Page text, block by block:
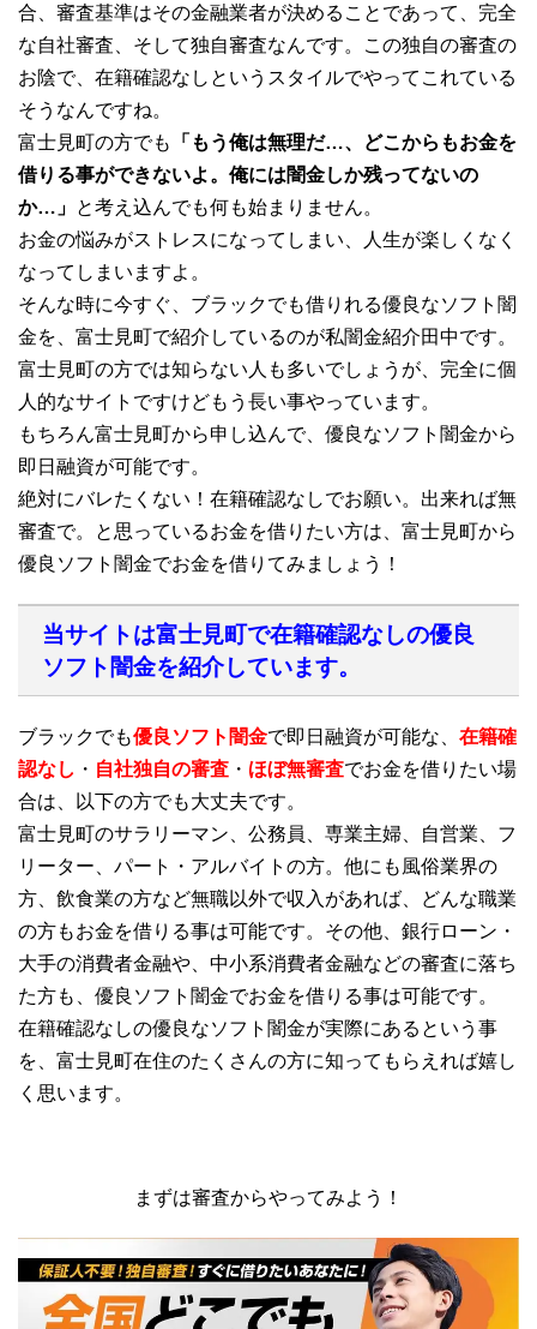
合、審査基準はその金融業者が決めることであって、完全
な自社審査、そして独自審査なんです。この独自の審査の
お陰で、在籍確認なしというスタイルでやってこれている
そうなんですね。
富士見町の方でも
「もう俺は無理だ…、どこからもお金を
借りる事ができないよ。俺には闇金しか残ってないの
か…」 と考え込んでも何も始まりません。
お金の悩みがストレスになってしまい、人生が楽しくなく
なってしまいますよ。
そんな時に今すぐ、ブラックでも借りれる優良なソフト闇
金を、富士見町で紹介しているのが私闇金紹介田中です。
富士見町の方では知らない人も多いでしょうが、完全に個
人的なサイトですけどもう長い事やっています。
もちろん富士見町から申し込んで、優良なソフト闇金から
即日融資が可能です。
絶対にバレたくない！在籍確認なしでお願い。出来れば無
審査で。と思っているお金を借りたい方は、富士見町から
優良ソフト闇金でお金を借りてみましょう！
当サイトは富士見町で在籍確認なしの優良
ソフト闇金を紹介しています。
ブラックでも優良ソフト闇金で即日融資が可能な、 在籍確
認なし ・ 自社独自の審査 ・ ほぼ無審査でお金を借りたい場
合は、以下の方でも大丈夫です。
富士見町のサラリーマン、公務員、専業主婦、自営業、フ
リーター、パート・アルバイトの方。他にも風俗業界の
方、飲食業の方など無職以外で収入があれば、どんな職業
の方もお金を借りる事は可能です。その他、銀行ローン・
大手の消費者金融や、中小系消費者金融などの審査に落ち
た方も、優良ソフト闇金でお金を借りる事は可能です。
在籍確認なしの優良なソフト闇金が実際にあるという事
を、富士見町在住のたくさんの方に知ってもらえれば嬉し
く思います。
まずは審査からやってみよう！